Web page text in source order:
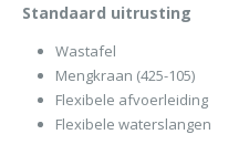
Standaard uitrusting
Wastafel
Mengkraan (425-105)
Flexibele afvoerleiding
Flexibele waterslangen